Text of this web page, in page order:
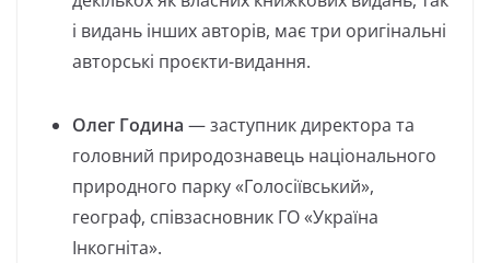
і видань інших авторів, має три оригінальні
авторські проєкти-видання.
Олег Година — заступник директора та
головний природознавець національного
природного парку «Голосіївський»,
географ, співзасновник ГО «Україна
Інкогніта».